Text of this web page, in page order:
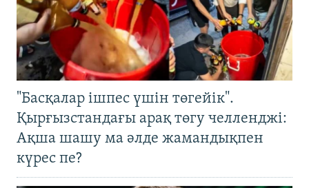
"Басқалар ішпес үшін төгейік".
Қырғызстандағы арақ төгу челленджі:
Ақша шашу ма әлде жамандықпен
күрес пе?